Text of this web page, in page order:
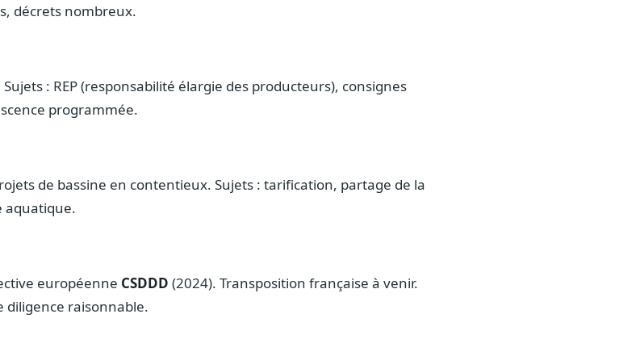
décrets nombreux.
: REP (responsabilité élargie des producteurs), consignes
programmée.
de bassine en contentieux. Sujets : tarification, partage de la
aquatique.
européenne CSDDD (2024). Transposition française à venir.
diligence raisonnable.